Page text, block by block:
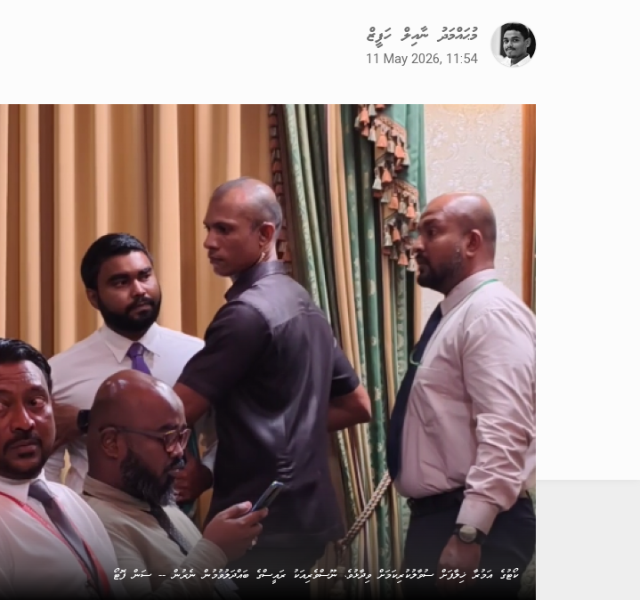
މުޙައްމަދު ނާއިލް ހަފީޒް
11 May 2026, 11:54
ކޯޓުގެ އަމުރާ ޚިލާފަށް ސުވާލުކުރިކަމަށް ވިދާޅުވެ، ނޫސްވެރިއަކު ރައީސްގެ ބައްދަލުވުމުން ނެރުން -- ސަން ފޮޓޯ